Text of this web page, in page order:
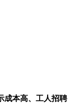
成本高、工人招聘